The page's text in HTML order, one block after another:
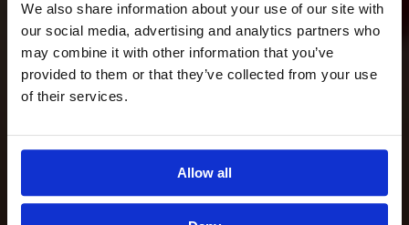
We also share information about your use of our site with
our social media, advertising and analytics partners who
may combine it with other information that you’ve
provided to them or that they’ve collected from your use
of their services.
Allow all